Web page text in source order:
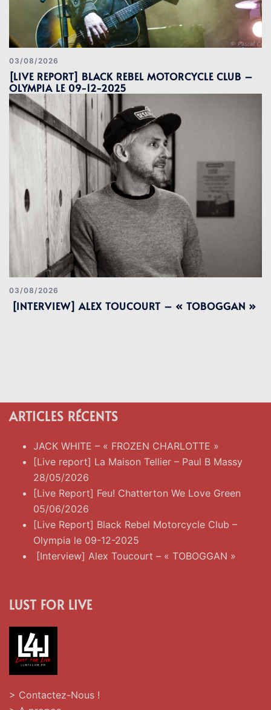
03/08/2026
[LIVE REPORT] BLACK REBEL MOTORCYCLE CLUB –
OLYMPIA LE 09-12-2025
03/08/2026
[INTERVIEW] ALEX TOUCOURT – « TOBOGGAN »
ARTICLES RÉCENTS
JACK WHITE – « FROZEN CHARLOTTE »
[Live report] La Maison Tellier – Paul B Massy
28/05/2026
[Live Report] Feu! Chatterton We Love Green
05/06/2026
[Live Report] Black Rebel Motorcycle Club –
Olympia le 09-12-2025
[Interview] Alex Toucourt – « TOBOGGAN »
LUST FOR LIVE
> Contactez-Nous !